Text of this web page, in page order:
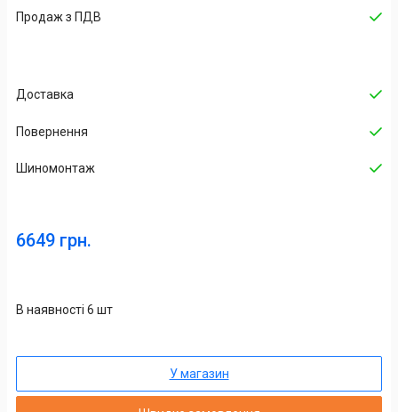
Продаж з ПДВ
Доставка
Повернення
Шиномонтаж
6649 грн.
В наявності 6 шт
У магазин